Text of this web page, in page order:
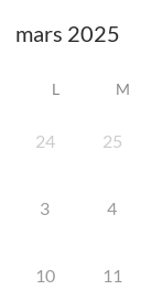
L M
24 25
3 4
10 11